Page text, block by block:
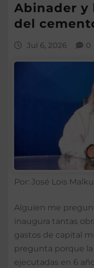
Abinader y
del
Jul 6, 2026 0
Por: José Lois
Alguien me
inaugura tantas
gastos de capital
pregunta porque
ejecutadas en 6